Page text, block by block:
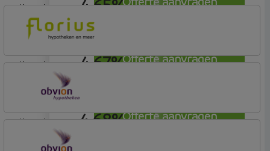
4,65%
Offerte aanvragen
lineair
4,67%
Offerte aanvragen
ING Bank
Basis (Incl. Korting)
lineair
4,68%
Profijt drie + drie
lineair
OBVION Hypotheken
Woon Hypotheek